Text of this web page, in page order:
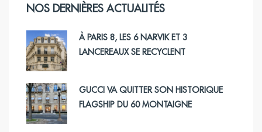
NOS DERNIÈRES ACTUALITÉS
À PARIS 8, LES 6 NARVIK ET 3
LANCEREAUX SE RECYCLENT
GUCCI VA QUITTER SON HISTORIQUE
FLAGSHIP DU 60 MONTAIGNE